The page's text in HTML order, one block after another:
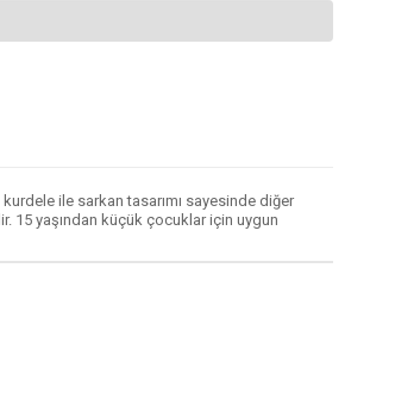
ile sarkan tasarımı sayesinde diğer
15 yaşından küçük çocuklar için uygun